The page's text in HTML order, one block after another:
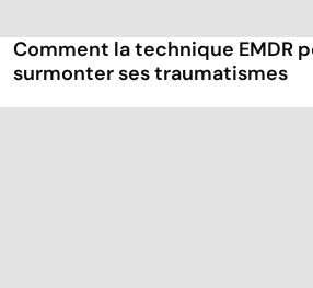
Comment la technique EMDR
surmonter ses traumatismes